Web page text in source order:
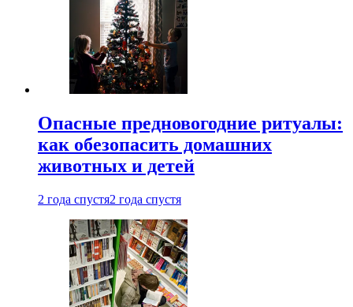
Опасные предновогодние ритуалы:
как обезопасить домашних
животных и детей
2 года спустя2 года спустя